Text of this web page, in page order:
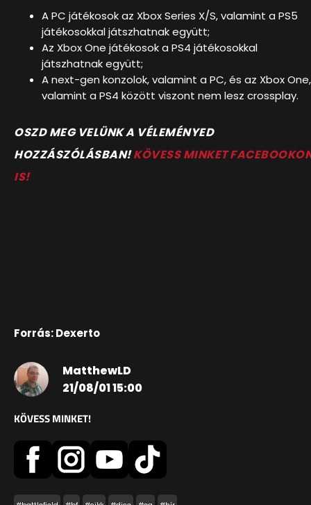
A PC játékosok az Xbox Series X/S, valamint a PS5
játékosokkal játszhatnak együtt;
Az Xbox One játékosok a PS4 játékosokkal
játszhatnak együtt;
A next-gen konzolok, valamint a PC, és az Xbox One,
valamint a PS4 között viszont nem lesz crossplay.
OSZD MEG VELÜNK A VÉLEMÉNYED
HOZZÁSZÓLÁSBAN!KÖVESS MINKET
IS!
Forrás: Dexerto
MatthewLD
21/08/01 15:00
KÖVESS MINKET!